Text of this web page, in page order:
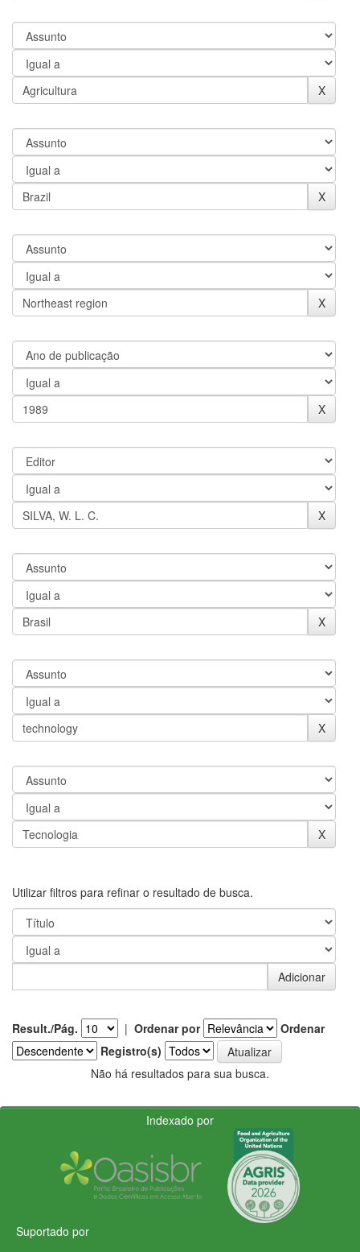
Utilizar filtros para refinar o resultado de busca.
Result./Pág. | Ordenar por
Ordenar
Registro(s)
Não há resultados para sua busca.
Indexado por
Suportado por